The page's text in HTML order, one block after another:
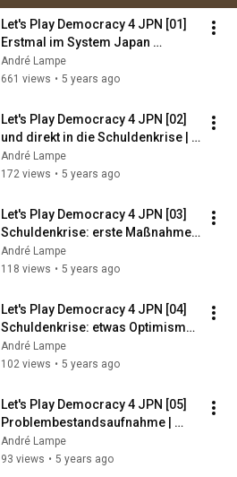
Let's Play Democracy 4 JPN [01]
Erstmal im System Japan
umschauen | #Dienstagspolitik
mit Romy Höhne
André Lampe
661 views • 5 years ago
Let's Play Democracy 4 JPN [02]
und direkt in die Schuldenkrise |
#Dienstagspolitik mit Romy
Höhne
André Lampe
172 views • 5 years ago
Let's Play Democracy 4 JPN [03]
Schuldenkrise: erste Maßnahmen
| #Dienstagspolitik mit Romy
Höhne
André Lampe
118 views • 5 years ago
Let's Play Democracy 4 JPN [04]
Schuldenkrise: etwas Optimismus
| #Dienstagspolitik mit Romy
Höhne
André Lampe
102 views • 5 years ago
Let's Play Democracy 4 JPN [05]
Problembestandsaufnahme |
#Dienstagspolitik mit Romy
Höhne
André Lampe
93 views • 5 years ago